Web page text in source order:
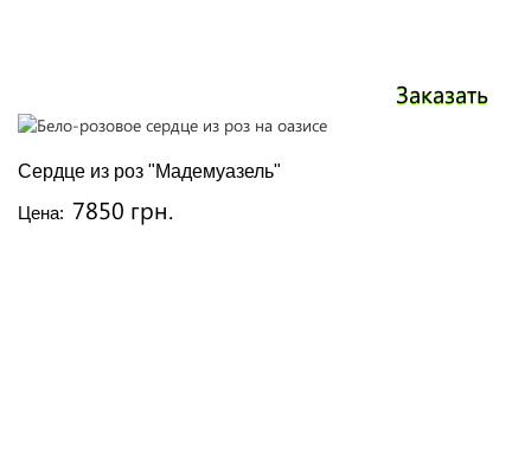
Заказать
Сердце из роз "Мадемуазель"
Цена: 7850 грн.